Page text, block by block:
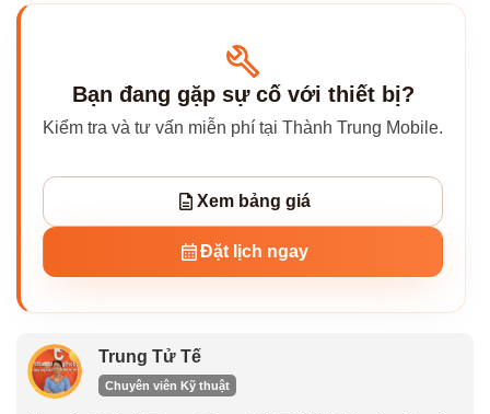
Bạn đang gặp sự cố với thiết bị?
Kiểm tra và tư vấn miễn phí tại Thành Trung Mobile.
Xem bảng giá
Đặt lịch ngay
Trung Tử Tế
Chuyên viên Kỹ thuật